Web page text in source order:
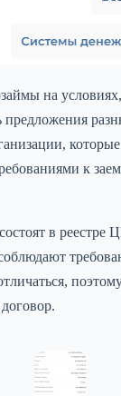
на
предложения
к
в реестре